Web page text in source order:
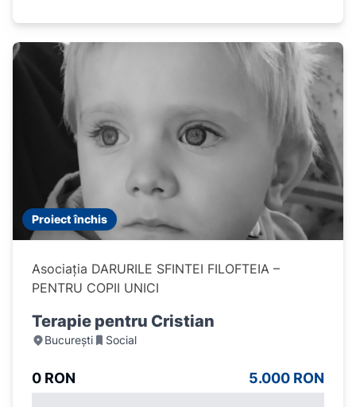
Proiect închis
Asociația DARURILE SFINTEI FILOFTEIA –
PENTRU COPII UNICI
Terapie pentru Cristian
București Social
0 RON 5.000 RON